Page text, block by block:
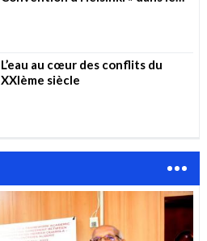
L’eau au cœur des conflits du
XXIème siècle